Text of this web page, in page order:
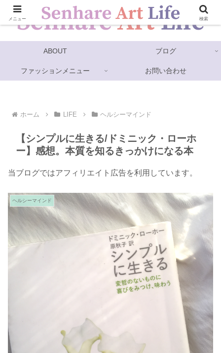
ABOUT ブログ
ファッションメニュー お問い合わせ
ホーム LIFE ヘルシーマインド
【シンプルに生きる/ドミニック・ローホ
ー】感想。本質を知るきっかけになる本
当ブログではアフィリエイト広告を利用しています。
ヘルシーマインド
メニュー 検索